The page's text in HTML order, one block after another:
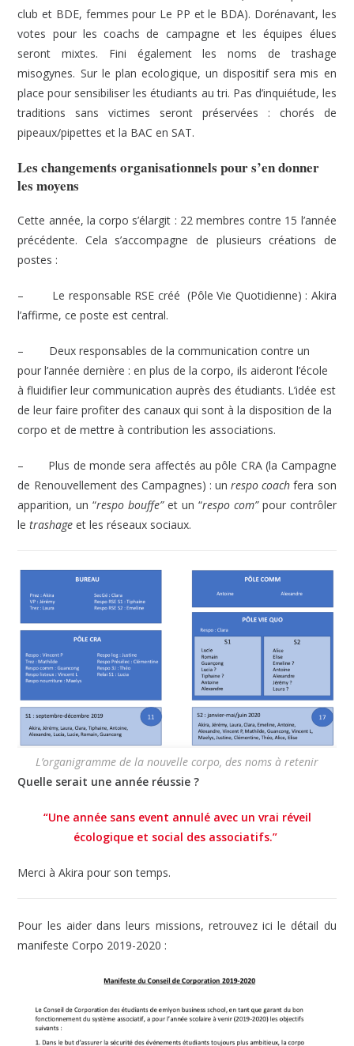
club et BDE, femmes pour Le PP et le BDA). Dorénavant, les
votes pour les coachs de campagne et les équipes élues
seront mixtes. Fini également les noms de trashage
misogynes. Sur le plan ecologique, un dispositif sera mis en
place pour sensibiliser les étudiants au tri. Pas d’inquiétude, les
traditions sans victimes seront préservées : chorés de
pipeaux/pipettes et la BAC en SAT.
Les changements organisationnels pour s’en donner
les moyens
Cette année, la corpo s’élargit : 22 membres contre 15 l’année
précédente. Cela s’accompagne de plusieurs créations de
postes :
–
Le responsable RSE créé (Pôle Vie Quotidienne) : Akira
l’affirme, ce poste est central.
– Deux responsables de la communication contre un
pour l’année dernière : en plus de la corpo, ils aideront l’école
à fluidifier leur communication auprès des étudiants. L’idée est
de leur faire profiter des canaux qui sont à la disposition de la
corpo et de mettre à contribution les associations.
–
Plus de monde sera affectés au pôle CRA (la Campagne
de Renouvellement des Campagnes) : unrespo coach fera son
apparition, un “respo bouffe”et un “respo com”pour contrôler
letrashageet les réseaux sociaux.
L’organigramme de la nouvelle corpo, des noms à retenir
Quelle serait une année réussie ?
“Une année sans event annulé avec un vrai réveil
écologique et social des associatifs.”
Merci à Akira pour son temps.
Pour les aider dans leurs missions, retrouvez ici le détail du
manifeste Corpo 2019-2020 :